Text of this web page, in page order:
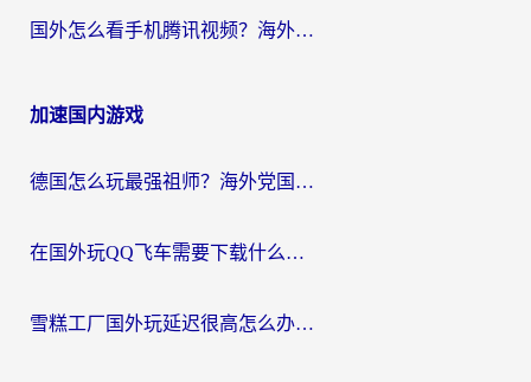
国外怎么看手机腾讯视频？海外党亲测有效的追剧加速器选择指南
加速国内游戏
德国怎么玩最强祖师？海外党国服游戏加速器选择全攻略（附宝可梦Online实测）
在国外玩QQ飞车需要下载什么加速器呢？海外党亲测有效的国服游戏加速指南
雪糕工厂国外玩延迟很高怎么办？海外玩家国服游戏加速终极攻略（附实测推荐）